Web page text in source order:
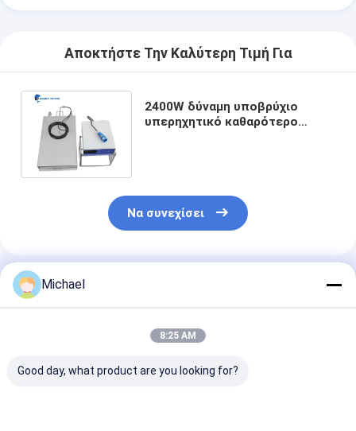
Αποκτήστε Την Καλύτερη Τιμή Για
2400W δύναμη υποβρύχιο
υπερηχητικό καθαρότερο
Να συνεχίσει
Συνιστώμενα Προϊόντα
Michael
8:25 AM
Good day, what product are you looking for?